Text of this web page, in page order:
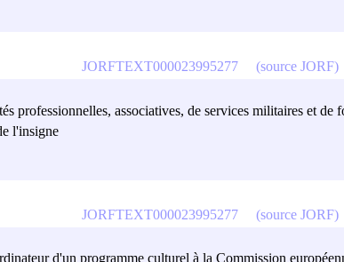
professionnelles, associatives, de services militaires et de
l'insigne
JORFTEXT000023995277 (source JORF)
d'un programme culturel à la Commission
JORFTEXT000023995277 (source JORF)